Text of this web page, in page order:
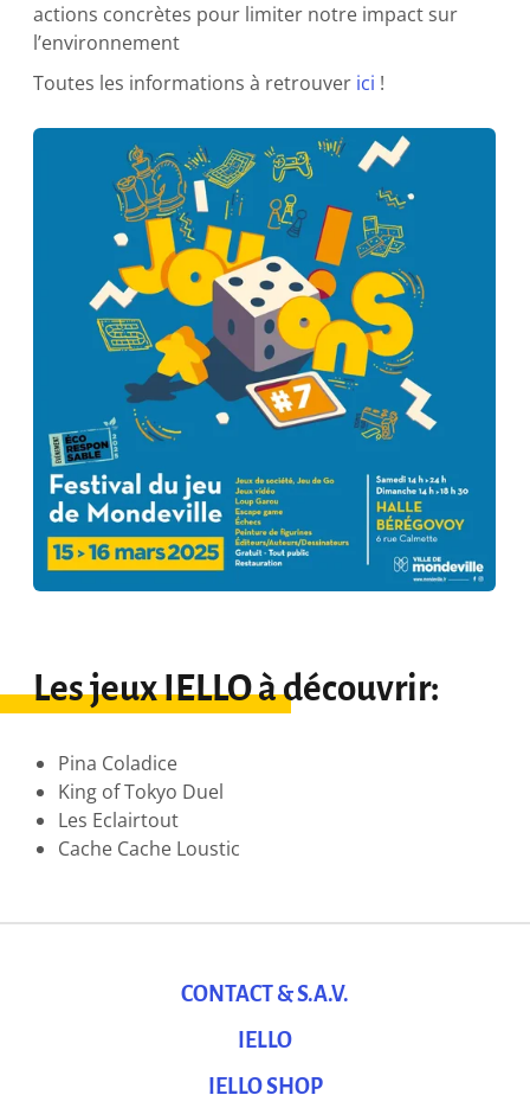
actions concrètes pour limiter notre impact sur
l’environnement
Toutes les informations à retrouver ici !
Les jeux IELLO à découvrir:
Pina Coladice
King of Tokyo Duel
Les Eclairtout
Cache Cache Loustic
CONTACT & S.A.V.
IELLO
IELLO SHOP